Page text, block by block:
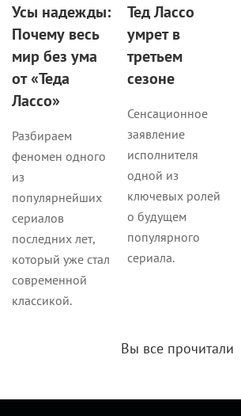
Усы надежды:
Почему весь
мир без ума
от «Теда
Лассо»
Разбираем
феномен одного
из
популярнейших
сериалов
последних лет,
который уже стал
современной
классикой.
Тед Лассо
умрет в
третьем
сезоне
Сенсационное
заявление
исполнителя
одной из
ключевых ролей
о будущем
популярного
сериала.
Вы все прочитали